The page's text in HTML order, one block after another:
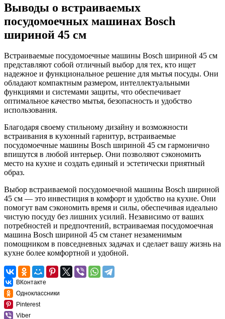
Выводы о встраиваемых
посудомоечных машинах Bosch
шириной 45 см
Встраиваемые посудомоечные машины Bosch шириной 45 см
представляют собой отличный выбор для тех, кто ищет
надежное и функциональное решение для мытья посуды. Они
обладают компактным размером, интеллектуальными
функциями и системами защиты, что обеспечивает
оптимальное качество мытья, безопасность и удобство
использования.
Благодаря своему стильному дизайну и возможности
встраивания в кухонный гарнитур, встраиваемые
посудомоечные машины Bosch шириной 45 см гармонично
впишутся в любой интерьер. Они позволяют сэкономить
место на кухне и создать единый и эстетически приятный
образ.
Выбор встраиваемой посудомоечной машины Bosch шириной
45 см — это инвестиция в комфорт и удобство на кухне. Они
помогут вам сэкономить время и силы, обеспечивая идеально
чистую посуду без лишних усилий. Независимо от ваших
потребностей и предпочтений, встраиваемая посудомоечная
машина Bosch шириной 45 см станет незаменимым
помощником в повседневных задачах и сделает вашу жизнь на
кухне более комфортной и удобной.
ВКонтакте
Одноклассники
Pinterest
Viber